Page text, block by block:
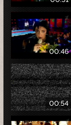
00:46
00:54